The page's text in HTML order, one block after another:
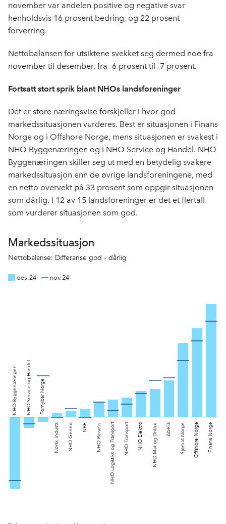
november var andelen positive og negative svar
henholdsvis 16 prosent bedring, og 22 prosent
forverring.
Nettobalansen for utsiktene svekket seg dermed noe fra
november til desember, fra -6 prosent til -7 prosent.
Fortsatt stort sprik blant NHOs landsforeninger
Det er store næringsvise forskjeller i hvor god
markedssituasjonen vurderes. Best er situasjonen i Finans
Norge og i Offshore Norge, mens situasjonen er svakest i
NHO Byggenæringen og i NHO Service og Handel. NHO
Byggenæringen skiller seg ut med en betydelig svakere
markedssituasjon enn de øvrige landsforeningene, med
en netto overvekt på 33 prosent som oppgir situasjonen
som dårlig. I 12 av 15 landsforeninger er det et flertall
som vurderer situasjonen som god.